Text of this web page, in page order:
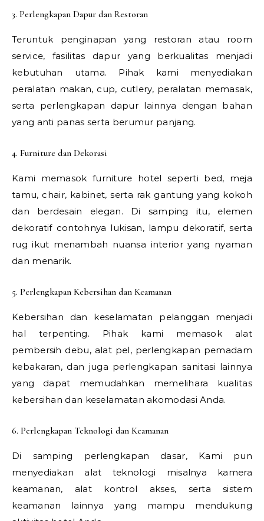
3. Perlengkapan Dapur dan Restoran
Teruntuk penginapan yang restoran atau room
service, fasilitas dapur yang berkualitas menjadi
kebutuhan utama. Pihak kami menyediakan
peralatan makan, cup, cutlery, peralatan memasak,
serta perlengkapan dapur lainnya dengan bahan
yang anti panas serta berumur panjang.
4. Furniture dan Dekorasi
Kami memasok furniture hotel seperti bed, meja
tamu, chair, kabinet, serta rak gantung yang kokoh
dan berdesain elegan. Di samping itu, elemen
dekoratif contohnya lukisan, lampu dekoratif, serta
rug ikut menambah nuansa interior yang nyaman
dan menarik.
5. Perlengkapan Kebersihan dan Keamanan
Kebersihan dan keselamatan pelanggan menjadi
hal terpenting. Pihak kami memasok alat
pembersih debu, alat pel, perlengkapan pemadam
kebakaran, dan juga perlengkapan sanitasi lainnya
yang dapat memudahkan memelihara kualitas
kebersihan dan keselamatan akomodasi Anda.
6. Perlengkapan Teknologi dan Keamanan
Di samping perlengkapan dasar, Kami pun
menyediakan alat teknologi misalnya kamera
keamanan, alat kontrol akses, serta sistem
keamanan lainnya yang mampu mendukung